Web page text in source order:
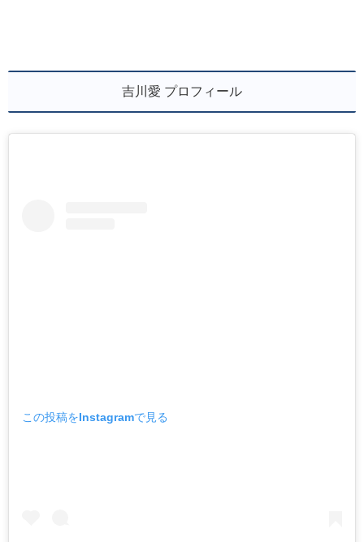
吉川愛 プロフィール
この投稿をInstagramで見る